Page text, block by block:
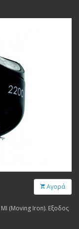
Αγορά
(Moving Iron). Εξοδος